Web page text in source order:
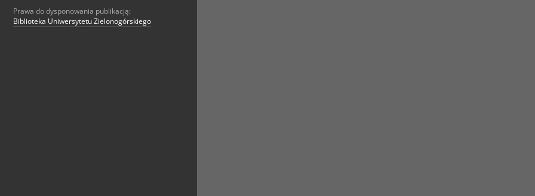
Prawa do dysponowania publikacją:
Biblioteka Uniwersytetu Zielonogórskiego